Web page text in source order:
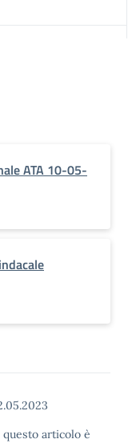
ATA 10-05-
articolo è